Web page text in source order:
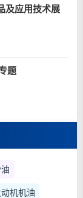
及应用技术展
题
机机油